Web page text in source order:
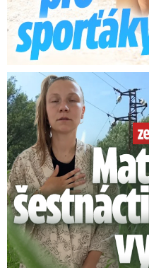
Smrtelný pád chlapce: